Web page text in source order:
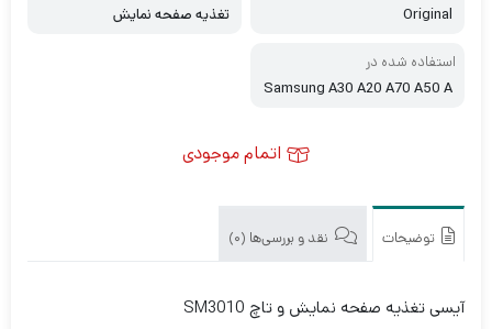
Original
تغذیه صفحه نمایش
استفاده شده در
Samsung A30 A20 A70 A50 A
اتمام موجودی
توضیحات نقد و بررسی‌ها (0)
آیسی تغذیه صفحه نمایش و تاچ SM3010